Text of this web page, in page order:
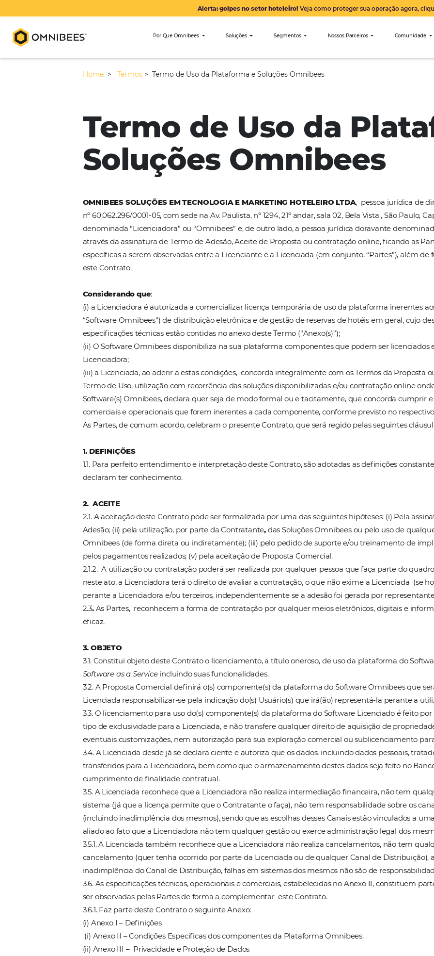
Termo de Uso da
Soluções
OMNIBEES SOLUÇÕES EM TECNOLOGIA E MARKETING HOTELEIRO LTDA,
nº 60.062.296/0001-05, com sede na Av. Paulista, nº 1294, 21º andar, sala 02, Bela
denominada “Licenciadora” ou “Omnibees” e, de outro lado, a pessoa jurídica
específicas a serem observadas entre a Licenciante e a Licenciada (em conjunto,
este Contrato.
Considerando que:
(i) a Licenciadora é autorizada a comercializar licença temporária de uso da
“Software Omnibees”) de distribuição eletrônica e de gestão de reservas de
especificações técnicas estão contidas no anexo deste Termo (“Anexo(s)”);
(ii) O Software Omnibees disponibiliza na sua plataforma componentes que
Licenciadora;
Termo de Uso, utilização com recorrência das soluções disponibilizadas e/ou
Software(s) Omnibees, declara quer seja de modo formal ou e tacitamente, que
As Partes, de comum acordo, celebram o presente Contrato, que será regido
1. DEFINIÇÕES
1.1. Para perfeito entendimento e interpretação deste Contrato, são adotadas as
declaram ter conhecimento.
2. ACEITE
2.1. A aceitação deste Contrato pode ser formalizada por uma das seguintes
Adesão; (ii) pela utilização, por parte da Contratante
pelos pagamentos realizados; (v) pela aceitação de Proposta Comercial.
2.1.2. A utilização ou contratação poderá ser realizada por qualquer pessoa que
neste ato, a Licenciadora terá o direito de avaliar a contratação, o que não
perante a Licenciadora e/ou terceiros, independentemente se a adesão foi
2.3.As Partes, reconhecem a forma de contratação por qualquer meios
eficaz.
3. OBJETO
3.1. Constitui objeto deste Contrato o licenciamento, a título oneroso, de uso da
Software as a Serviceincluindo suas funcionalidades.
3.2. A Proposta Comercial definirá o(s) componente(s) da plataforma do
Licenciada responsabilizar-se pela indicação do(s) Usuário(s) que irá(ão)
3.3. O licenciamento para uso do(s) componente(s) da plataforma do Software
tipo de exclusividade para a Licenciada, e não transfere qualquer direito de
eventuais customizações, nem autorização para sua exploração comercial ou
3.4. A Licenciada desde já se declara ciente e autoriza que os dados, incluindo
transferidos para a Licenciadora, bem como que o armazenamento destes
cumprimento de finalidade contratual.
3.5. A Licenciada reconhece que a Licenciadora não realiza intermediação
sistema (já que a licença permite que o Contratante o faça), não tem
Alerta: golpes no setor hoteleiro!Veja como proteger